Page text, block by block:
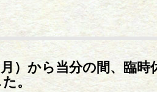
）から当分の間、臨
。